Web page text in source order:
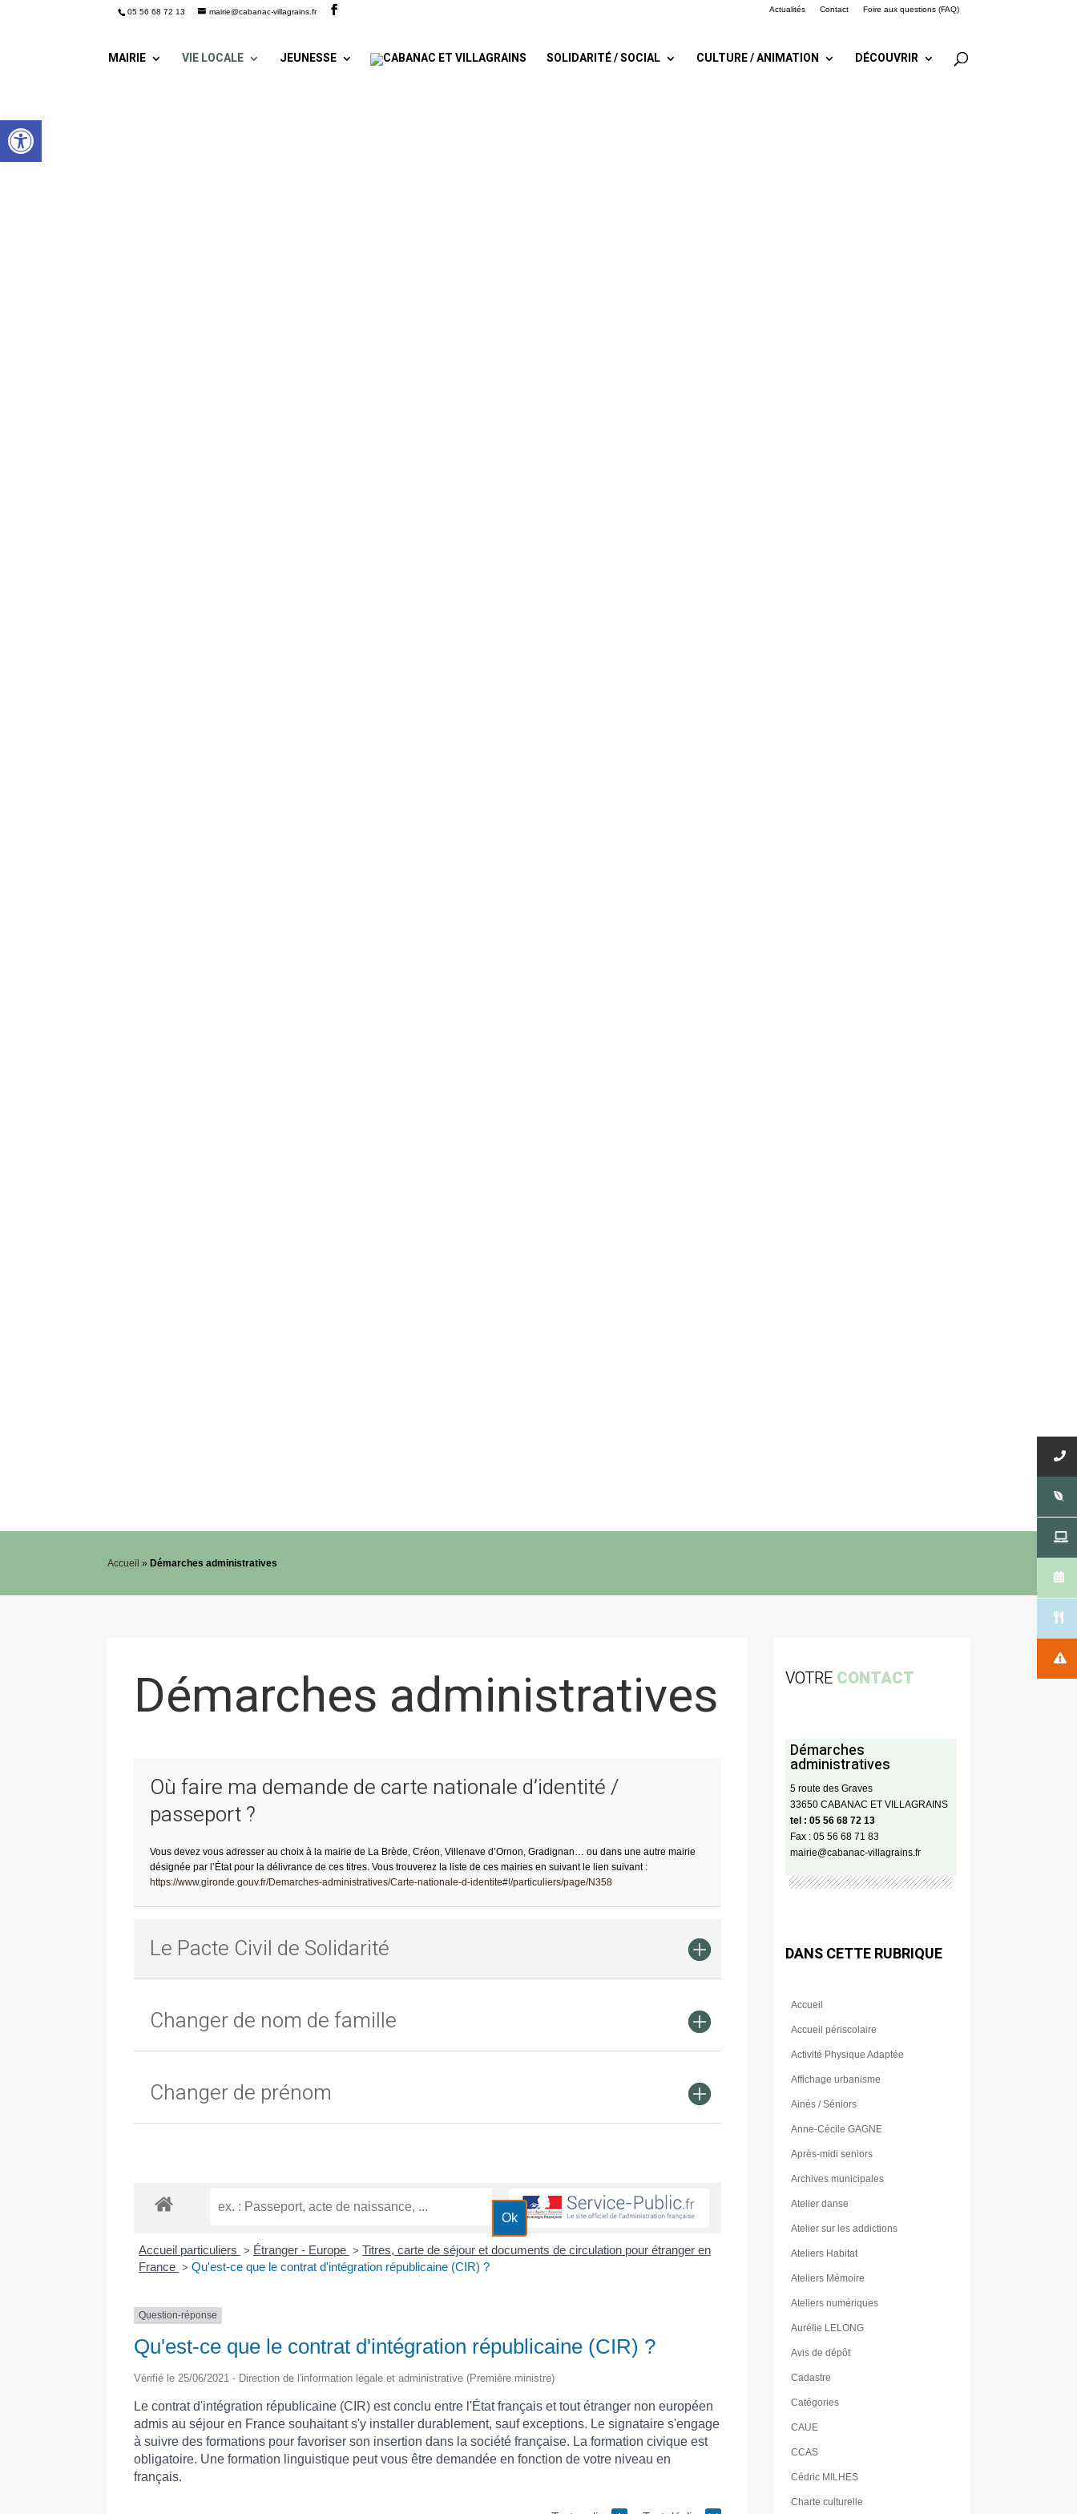
Ouvrir la barre d’outils
05 56 68 72 13 mairie@cabanac-villagrains.fr Actualités Contact Foire aux questions (FAQ)
MAIRIE VIE LOCALE JEUNESSE SOLIDARITÉ / SOCIAL CULTURE / ANIMATION DÉCOUVRIR
Accueil »Démarches administratives
Démarches administratives
Où faire ma demande de carte nationale d’identité /
passeport ?
Vous devez vous adresser au choix à la mairie de La Brède, Créon, Villenave d’Ornon, Gradignan… ou dans une autre mairie
désignée par l’État pour la délivrance de ces titres. Vous trouverez la liste de ces mairies en suivant le lien suivant :
https://www.gironde.gouv.fr/Demarches-administratives/Carte-nationale-d-identite#!/particuliers/page/N358
Le Pacte Civil de Solidarité
Changer de nom de famille
Changer de prénom
Accueil particuliers > Étranger - Europe > Titres, carte de séjour et documents de circulation pour étranger en
France > Qu'est-ce que le contrat d'intégration républicaine (CIR) ?
Question-réponse
Qu'est-ce que le contrat d'intégration républicaine (CIR) ?
Vérifié le 25/06/2021 - Direction de l'information légale et administrative (Première ministre)
Le contrat d'intégration républicaine (CIR) est conclu entre l'État français et tout étranger non européen
admis au séjour en France souhaitant s'y installer durablement, sauf exceptions. Le signataire s'engage
à suivre des formations pour favoriser son insertion dans la société française. La formation civique est
obligatoire. Une formation linguistique peut vous être demandée en fonction de votre niveau en
français.
VOTRE CONTACT
Démarches
administratives
5 route des Graves
33650 CABANAC ET VILLAGRAINS
tel : 05 56 68 72 13
Fax : 05 56 68 71 83
mairie@cabanac-villagrains.fr
DANS CETTE RUBRIQUE
Accueil
Accueil périscolaire
Activité Physique Adaptée
Affichage urbanisme
Ainés / Séniors
Anne-Cécile GAGNE
Après-midi seniors
Archives municipales
Atelier danse
Atelier sur les addictions
Ateliers Habitat
Ateliers Mémoire
Ateliers numériques
Aurélie LELONG
Avis de dépôt
Cadastre
Catégories
CAUE
CCAS
Cédric MILHES
Charte culturelle